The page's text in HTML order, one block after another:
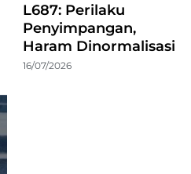
L687: Perilaku
Penyimpangan,
Haram Dinormalisasi
16/07/2026